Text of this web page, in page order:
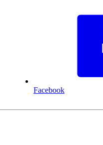
Facebook